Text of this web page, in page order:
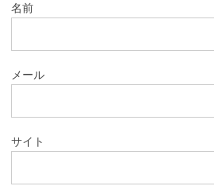
名前
メール
サイト